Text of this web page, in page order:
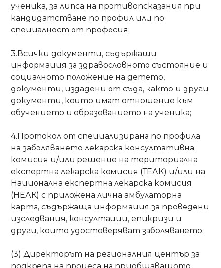
ученика, за липса на противопоказания при
кандидатстване по профил или по
специалност от професия;
3.Всички документи, съдържащи
информация за здравословното състояние и
социалното положение на детето,
документи, издадени от съда, както и други
документи, които имат отношение към
обучението и образованието на ученика;
4.Протокол от специализирана по профила
на заболяването лекарска консултативна
комисия и/или решение на териториална
експертна лекарска комисия (ТЕЛК) и/или на
Национална експертна лекарска комисия
(НЕЛК) с приложена лична амбулаторна
карта, съдържаща информация за проведени
изследвания, консултации, епикризи и
други, които удостоверяват заболяването.
(3) Директорът на регионалния център за
подкрепа на процеса на приобщаващото